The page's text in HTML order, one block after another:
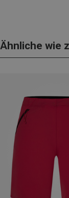
Ähnliche wie